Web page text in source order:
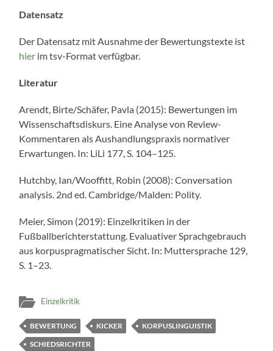
Datensatz
Der Datensatz mit Ausnahme der Bewertungstexte ist
hier im tsv-Format verfügbar.
Literatur
Arendt, Birte/Schäfer, Pavla (2015): Bewertungen im
Wissenschaftsdiskurs. Eine Analyse von Review-
Kommentaren als Aushandlungspraxis normativer
Erwartungen. In: LiLi 177, S. 104–125.
Hutchby, Ian/Wooffitt, Robin (2008): Conversation
analysis. 2nd ed. Cambridge/Malden: Polity.
Meier, Simon (2019): Einzelkritiken in der
Fußballberichterstattung. Evaluativer Sprachgebrauch
aus korpuspragmatischer Sicht. In: Muttersprache 129,
S. 1–23.
Einzelkritik
BEWERTUNG KICKER
KORPUSLINGUISTIK
SCHIEDSRICHTER